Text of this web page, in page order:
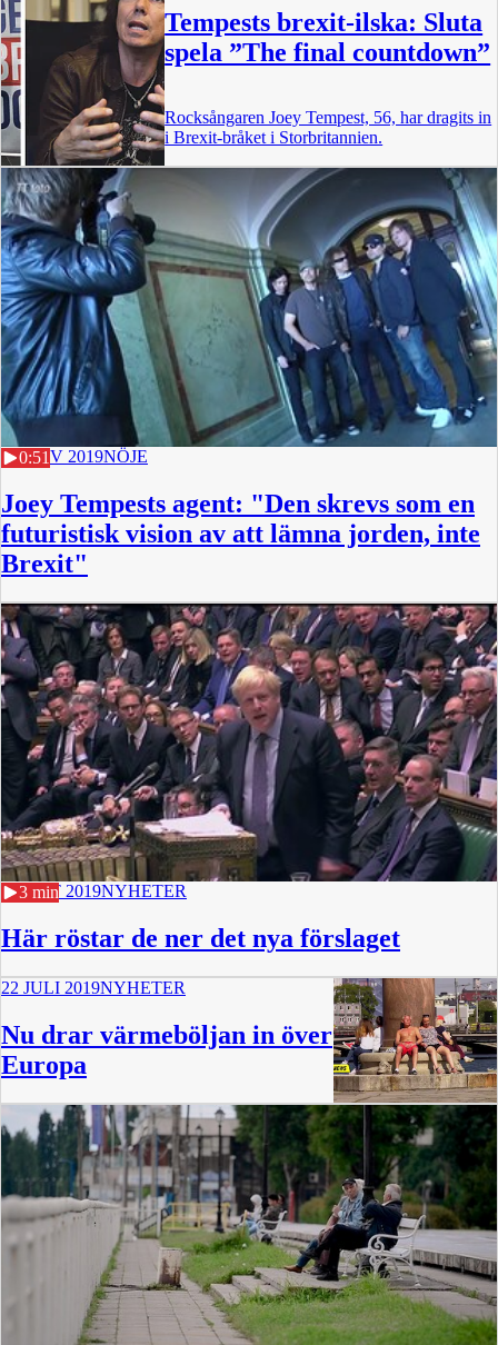
Tempests brexit-ilska: Sluta
spela ”The final countdown”
Rocksångaren Joey Tempest, 56, har dragits in
i Brexit-bråket i Storbritannien.
0:51
16 NOV 2019NÖJE
Joey Tempests agent: "Den skrevs som en
futuristisk vision av att lämna jorden, inte
Brexit"
3 min
19 OKT 2019NYHETER
Här röstar de ner det nya förslaget
22 JULI 2019NYHETER
Nu drar värmeböljan in över
Europa
5 min